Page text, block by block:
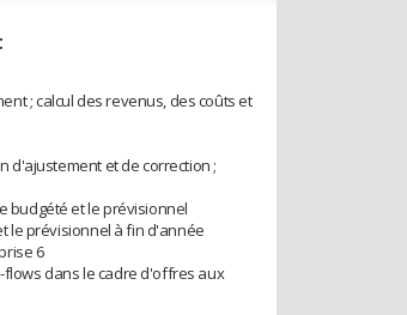
; calcul des revenus, des coûts et
d'ajustement et de correction ;
budgété et le prévisionnel
le prévisionnel à fin d'année
6
flows dans le cadre d'offres aux